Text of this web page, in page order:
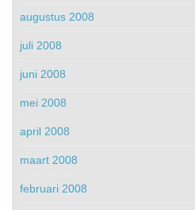
augustus 2008
juli 2008
juni 2008
mei 2008
april 2008
maart 2008
februari 2008